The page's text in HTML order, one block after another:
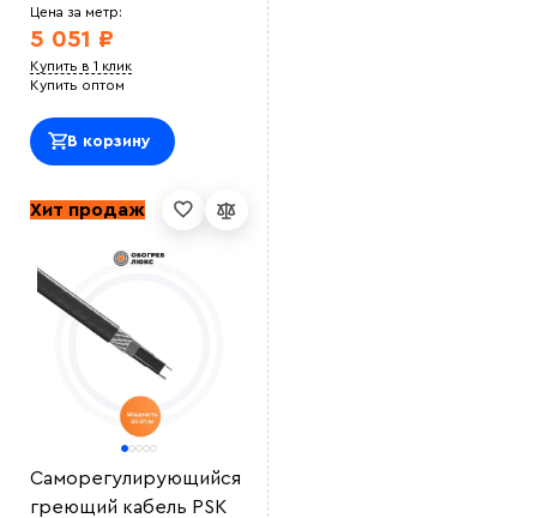
Цена за метр:
5 051 ₽
Купить в 1 клик
Купить оптом
В корзину
Хит продаж
Саморегулирующийся
греющий кабель PSK